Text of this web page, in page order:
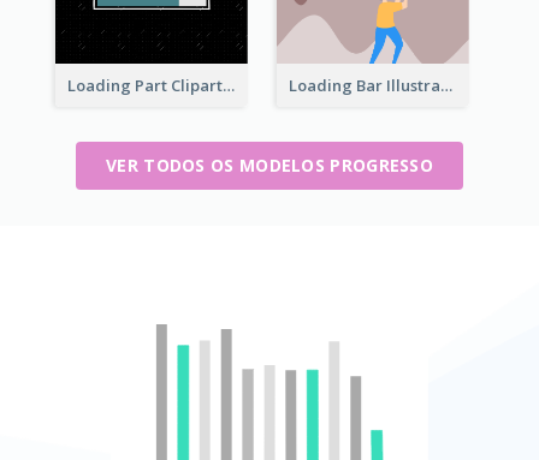
Loading Part Clipart Loading Bar Illustration
VER TODOS OS MODELOS PROGRESSO